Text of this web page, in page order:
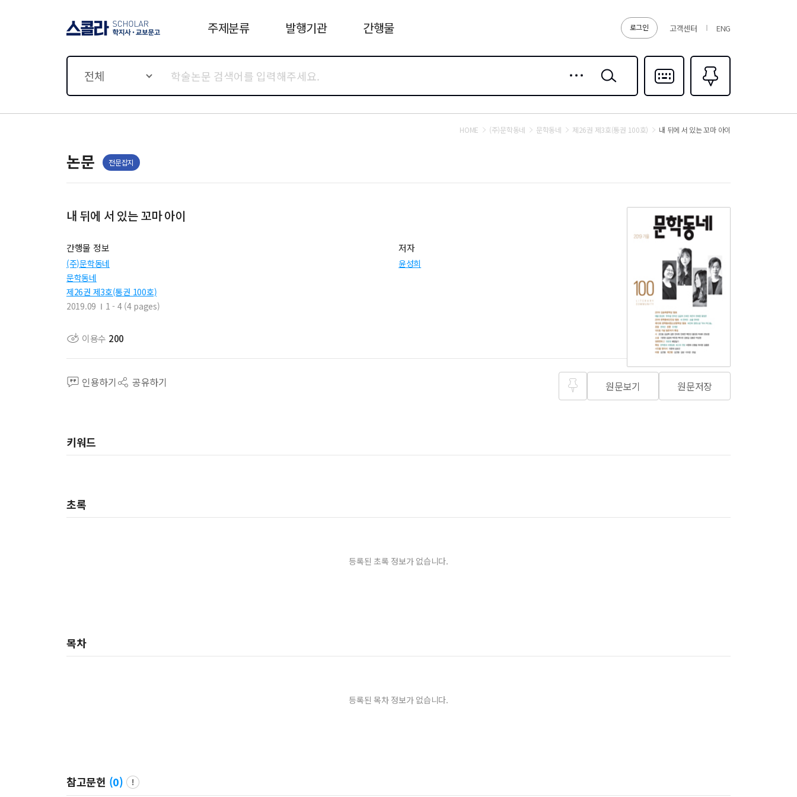
로그인 고객센터 ENG
주제분류 발행기관 간행물
전체
검색
다국어입력
즐겨찾기0
HOME (주)문학동네 문학동네 제26권 제3호(통권 100호) 내 뒤에 서 있는 꼬마 아이
논문 전문잡지
내 뒤에 서 있는 꼬마 아이
간행물 정보
(주)문학동네
문학동네
제26권 제3호(통권 100호)
2019.09
1 - 4 (4 pages)
저자
윤성희
이용수 200
인용하기 공유하기 원문보기 원문저장
키워드
초록
등록된 초록 정보가 없습니다.
목차
등록된 목차 정보가 없습니다.
참고문헌 (0)